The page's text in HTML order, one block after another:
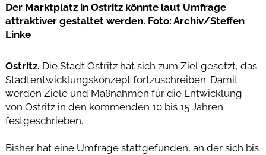
Der Marktplatz in Ostritz könnte laut Umfrage
attraktiver gestaltet werden. Foto: Archiv/Steffen
Linke
Ostritz. Die Stadt Ostritz hat sich zum Ziel gesetzt, das
Stadtentwicklungskonzept fortzuschreiben. Damit
werden Ziele und Maßnahmen für die Entwicklung
von Ostritz in den kommenden 10 bis 15 Jahren
festgeschrieben.
Bisher hat eine Umfrage stattgefunden, an der sich bis